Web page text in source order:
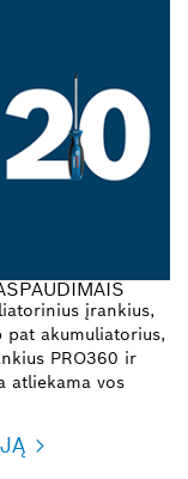
įrankius,
akumuliatorius,
PRO360 ir
atliekama vos